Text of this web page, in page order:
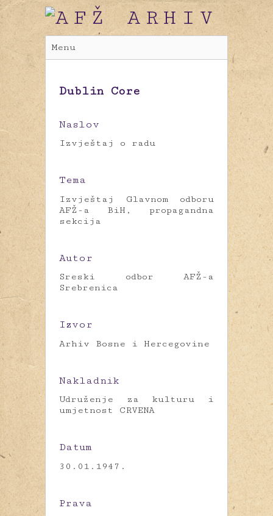
Menu
Dublin Core
Naslov
Izvještaj o radu
Tema
Izvještaj Glavnom odboru
AFŽ-a BiH, propagandna
sekcija
Autor
Sreski odbor AFŽ-a
Srebrenica
Izvor
Arhiv Bosne i Hercegovine
Nakladnik
Udruženje za kulturu i
umjetnost CRVENA
Datum
30.01.1947.
Prava